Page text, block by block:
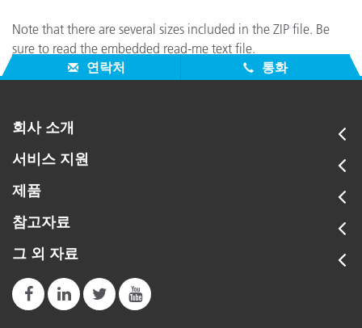
Note that there are several sizes included in the ZIP file. Be
sure to read the embedded read-me text file.
연락처
통화
회사 소개
서비스 지원
제품
참고자료
그 외 자료